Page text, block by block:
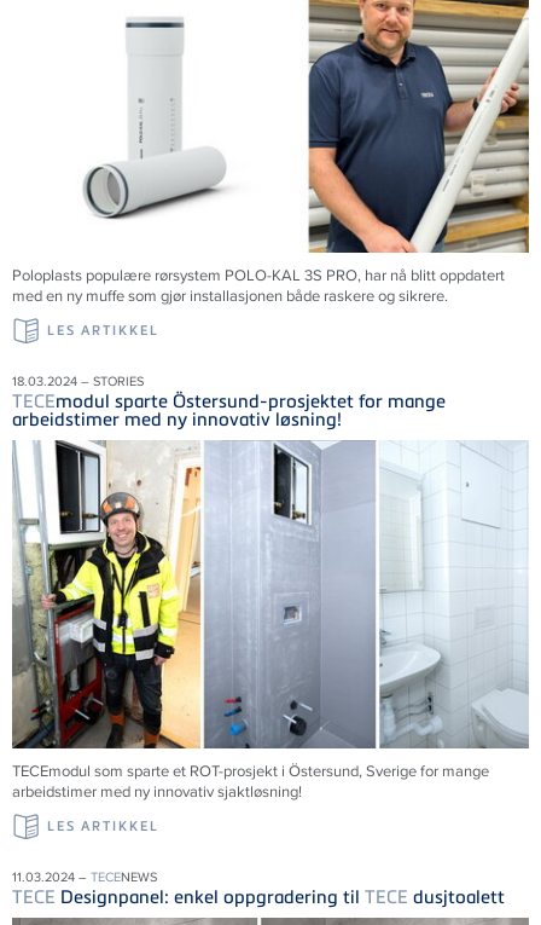
Poloplasts populære rørsystem POLO-KAL 3S PRO, har nå blitt oppdatert
med en ny muffe som gjør installasjonen både raskere og sikrere.
LES ARTIKKEL
18.03.2024 – STORIES
TECEmodul sparte Östersund-prosjektet for mange
arbeidstimer med ny innovativ løsning!
TECEmodul som sparte et ROT-prosjekt i Östersund, Sverige for mange
arbeidstimer med ny innovativ sjaktløsning!
LES ARTIKKEL
11.03.2024 – TECENEWS
TECE Designpanel: enkel oppgradering til TECE dusjtoalett